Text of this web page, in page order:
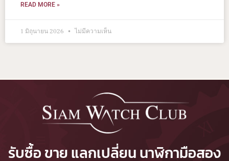
READ MORE »
1 มิถุนายน 2026 ไม่มีความเห็น
รับซื้อ ขาย แลกเปลี่ยน นาฬิกามือสอง